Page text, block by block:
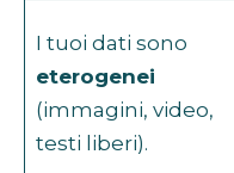
I tuoi dati sono
eterogenei
(immagini, video,
testi liberi).